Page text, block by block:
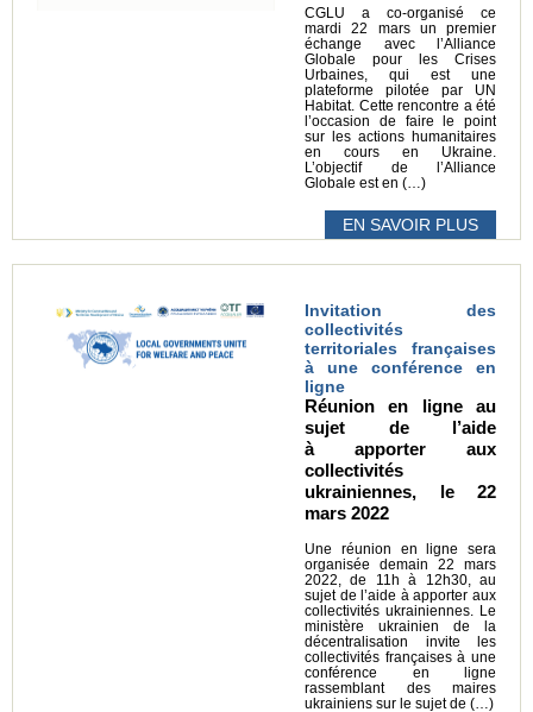
CGLU a co-organisé ce
mardi 22 mars un premier
échange avec l’Alliance
Globale pour les Crises
Urbaines, qui est une
plateforme pilotée par UN
Habitat. Cette rencontre a été
l’occasion de faire le point
sur les actions humanitaires
en cours en Ukraine.
L’objectif de l’Alliance
Globale est en (…)
EN SAVOIR PLUS
Invitation des
collectivités
territoriales françaises
à une conférence en
ligne
Réunion en ligne au
sujet de l’aide
à apporter aux
collectivités
ukrainiennes, le 22
mars 2022
Une réunion en ligne sera
organisée demain 22 mars
2022, de 11h à 12h30, au
sujet de l’aide à apporter aux
collectivités ukrainiennes. Le
ministère ukrainien de la
décentralisation invite les
collectivités françaises à une
conférence en ligne
rassemblant des maires
ukrainiens sur le sujet de (…)